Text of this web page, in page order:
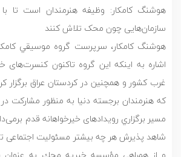
هوشنگ کامکار: وظیفه هنرمندان است تا
سازمان‌هایی چون محک تلاش كنند
هوشنگ کامکار، سرپرست گروه‌ موسيقي
اشاره به اینکه این گروه تاکنون کنسرت‌های
غرب کشور و همچنین در کردستان عراق
که هنرمندان برجسته دنيا به منظور مشاركت
مسير برگزاري رویدادهای خيرخواهانه قدم
شاهد پذیرش هر چه بيشتر مسئولیت اجتماعی